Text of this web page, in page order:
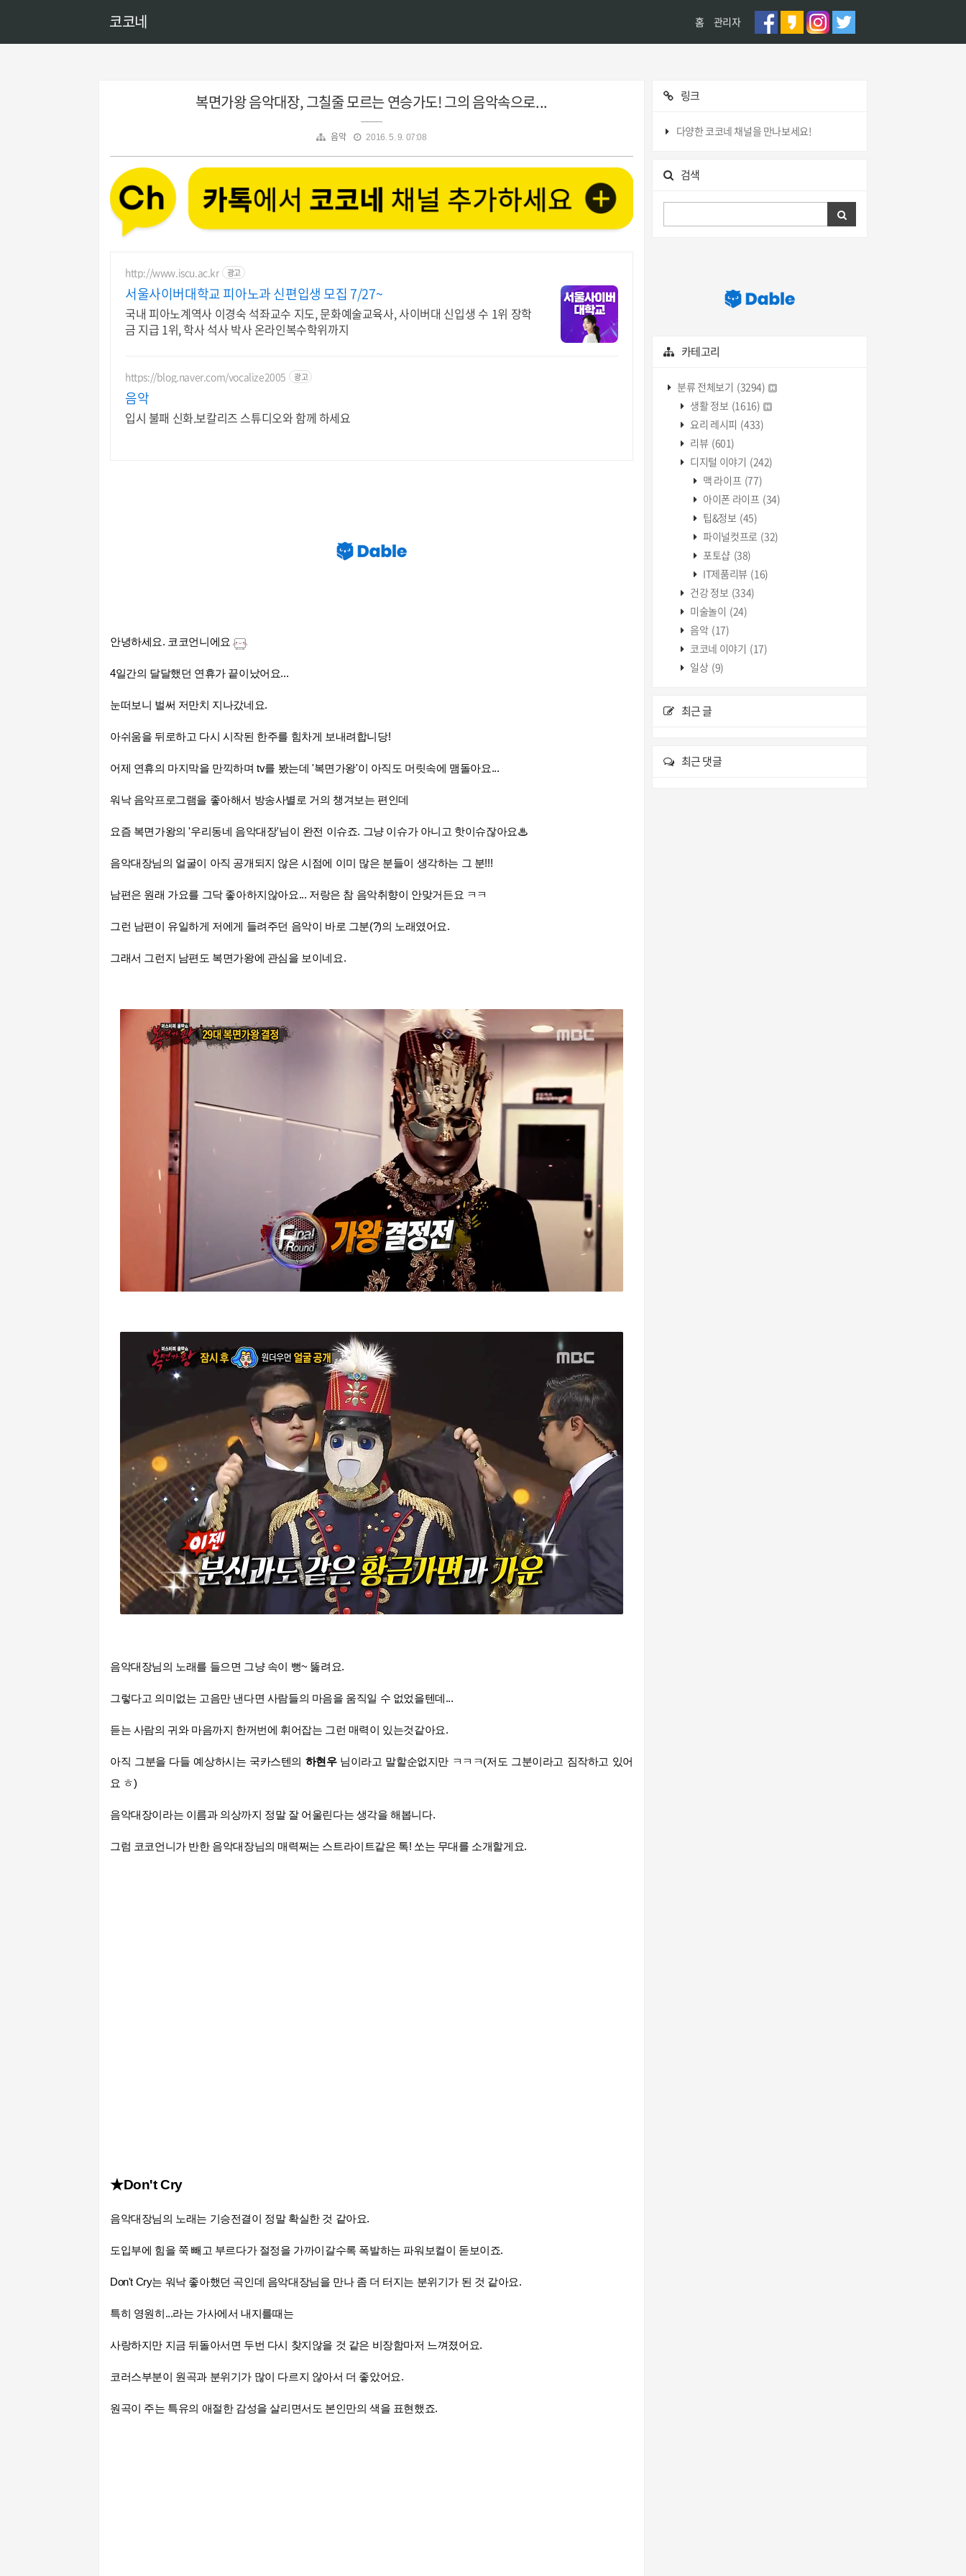
코코네 홈 관리자
복면가왕 음악대장, 그칠줄 모르는 연승가도! 그의 음악속으로...
음악 2016. 5. 9. 07:08
http://www.iscu.ac.kr 광고
서울사이버대학교 피아노과 신편입생 모집 7/27~
국내 피아노계역사 이경숙 석좌교수 지도, 문화예술교육사, 사이버대 신입생 수 1위 장학
금 지급 1위, 학사 석사 박사 온라인복수학위까지
https://blog.naver.com/vocalize2005 광고
음악
입시 불패 신화.보칼리즈 스튜디오와 함께 하세요
안녕하세요. 코코언니에요
4일간의 달달했던 연휴가 끝이났어요...
눈떠보니 벌써 저만치 지나갔네 요.
아쉬움을 뒤로하고 다시 시작된 한주를 힘차게 보내려합니당!
어제 연휴의 마지막을 만끽하며 tv를 봤는데 '복면가왕'이 아직도 머릿속에 맴돌아요...
워낙 음악프로그램을 좋아해서 방송사별로 거의 챙겨보는 편인데
요즘 복면가왕의 '우리동네 음악대장'님이 완전 이슈죠. 그냥 이슈가 아니고 핫이슈잖아요♨
음악대장님의 얼굴이 아직 공개되지 않은 시점에 이미 많은 분들이 생각하는 그 분!!!
남편은 원래 가요를 그닥 좋아하지않아요... 저랑은 참 음악취향이 안맞거든요 ㅋㅋ
그런 남편이 유일하게 저에게 들려주던 음악이 바로 그분(?)의 노래였어요.
그래서 그런지 남편도 복면가왕에 관심을 보이네요.
음악대장님의 노래를 들으면 그냥 속이 뻥~ 뚫려요.
그렇다고 의미없는 고음만 낸다면 사람들의 마음을 움직일 수 없었을텐데...
듣는 사람의 귀와 마음까지 한꺼번에 휘어잡는 그런 매력이 있는것같아요.
아직 그분을 다들 예상하시는 국카스텐의 하현우 님이 라고 말할순없지만 ㅋㅋㅋ(저도 그분이라고 짐작하고 있어
요 ㅎ)
음악대장이라는 이름과 의상까지 정말 잘 어울린다는 생각을 해봅니다.
그럼 코코언니가 반한 음악대장님의 매력쩌는 스트라이트같은 톡! 쏘는 무대를 소개할게요.
★Don't Cry
음악대장님의 노래는 기승전결이 정말 확실한 것 같아요.
도입부에 힘을 쭉 빼고 부르다가 절정을 가까이갈수록 폭발하는 파워보컬이 돋보이죠.
Don't Cry는 워낙 좋아했던 곡인데 음악대장님을 만나 좀 더 터지는 분위기가 된 것 같아요.
특히 영원히...라는 가사에서 내지를때는
사랑하지만 지금 뒤돌아서면 두번 다시 찾지않을 것 같은 비장함마저 느껴졌어요.
코러스부분이 원곡과 분위기가 많이 다르지 않아서 더 좋았어요.
원곡이 주는 특유의 애절한 감성을 살리면서도 본인만의 색을 표현했죠.
링크
다양한 코코네 채널을 만나보세요!
검색
카테고리
분류 전체보기 (3294)
생활 정보 (1616)
요리 레시피 (433)
리뷰 (601)
디지털 이야기 (242)
맥 라이프 (77)
아이폰 라이프 (34)
팁&정보 (45)
파이널컷프로 (32)
포토샵 (38)
IT제품리뷰 (16)
건강 정보 (334)
미술놀이 (24)
음악 (17)
코코네 이야기 (17)
일상 (9)
최근 글
최근 댓글